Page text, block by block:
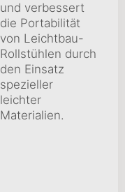
und verbessert
die Portabilität
von Leichtbau-
Rollstühlen durch
den Einsatz
spezieller
leichter
Materialien.